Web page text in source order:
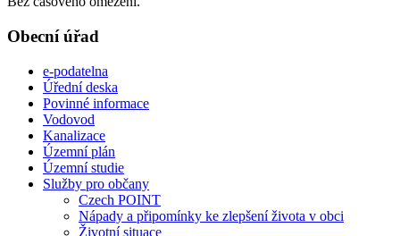
Obecní úřad
e-podatelna
Úřední deska
Povinné informace
Vodovod
Kanalizace
Územní plán
Územní studie
Služby pro občany
Czech POINT
Nápady a připomínky ke zlepšení života v obci
Životní situace